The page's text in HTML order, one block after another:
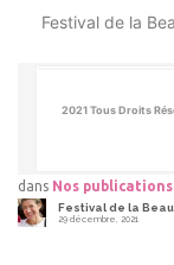
Festival de la
2021 Tous Droits
dans Nos publications
Festival de la
29 décembre, 2021